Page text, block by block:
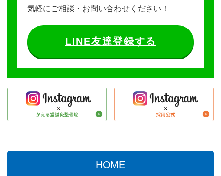
気軽にご相談・お問い合わせください！
LINE友達登録する
HOME